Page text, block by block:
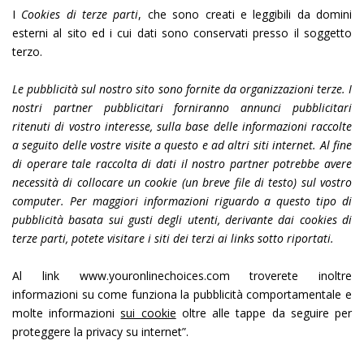
I Cookies di terze parti, che sono creati e leggibili da domini
esterni al sito ed i cui dati sono conservati presso il soggetto
terzo.
Le pubblicità sul nostro sito sono fornite da organizzazioni terze. I
nostri partner pubblicitari forniranno annunci pubblicitari
ritenuti di vostro interesse, sulla base delle informazioni raccolte
a seguito delle vostre visite a questo e ad altri siti internet. Al fine
di operare tale raccolta di dati il nostro partner potrebbe avere
necessità di collocare un cookie (un breve file di testo) sul vostro
computer. Per maggiori informazioni riguardo a questo tipo di
pubblicità basata sui gusti degli utenti, derivante dai cookies di
terze parti, potete visitare i siti dei terzi ai links sotto riportati.
Al link www.youronlinechoices.com troverete inoltre
informazioni su come funziona la pubblicità comportamentale e
molte informazionisui cookie oltre alle tappe da seguire per
proteggere la privacy su internet”.